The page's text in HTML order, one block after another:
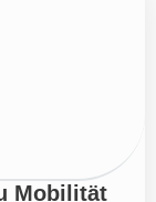
Mobilität